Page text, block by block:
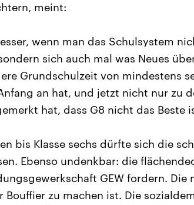
meint:
wenn man das Schulsystem
sich auch mal was Neues
Grundschulzeit von mindestens
an hat, und jetzt nicht nur zu
hat, dass G8 nicht das Beste
bis Klasse sechs dürfte sich die
Ebenso undenkbar: die
GEW fordern. Die
Bouffier zu machen ist. Die